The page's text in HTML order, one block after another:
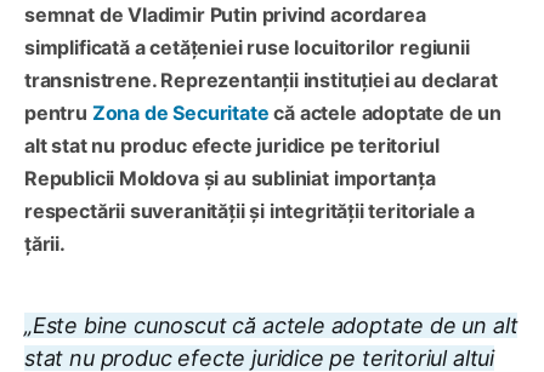
semnat de Vladimir Putin privind acordarea
simplificată a cetățeniei ruse locuitorilor regiunii
transnistrene. Reprezentanții instituției au declarat
pentru Zona de Securitate că actele adoptate de un
alt stat nu produc efecte juridice pe teritoriul
Republicii Moldova și au subliniat importanța
respectării suveranității și integrității teritoriale a
țării.
„Este bine cunoscut că actele adoptate de un alt
stat nu produc efecte juridice pe teritoriul altui